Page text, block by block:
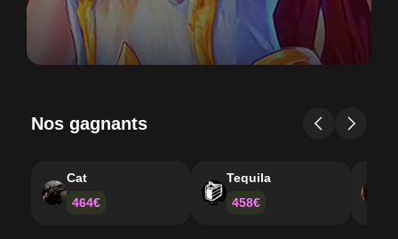
Nos gagnants
Cat
464€
Tequila
458€